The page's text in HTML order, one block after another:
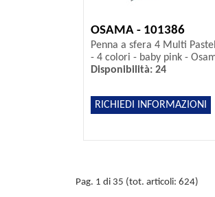
OSAMA - 101386
Penna a sfera 4 Multi
- 4 colori - baby pink -
Disponibilità: 24
RICHIEDI INFORMAZIONI
Pag. 1 di 35 (tot. articoli: 624)